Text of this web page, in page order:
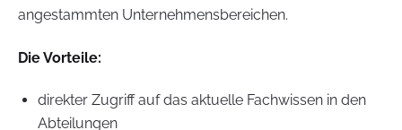
angestammten Unternehmensbereichen.
Die Vorteile:
direkter Zugriff auf das aktuelle Fachwissen in den
Abteilungen